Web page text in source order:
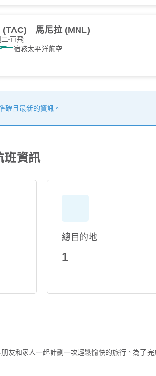
(TAC) 馬尼拉 (MNL)
二 直飛
宿務太平洋航空
確且最新的資訊。
班資訊
總目的地
1
友和家人一起計劃一次輕鬆愉快的旅行。為了